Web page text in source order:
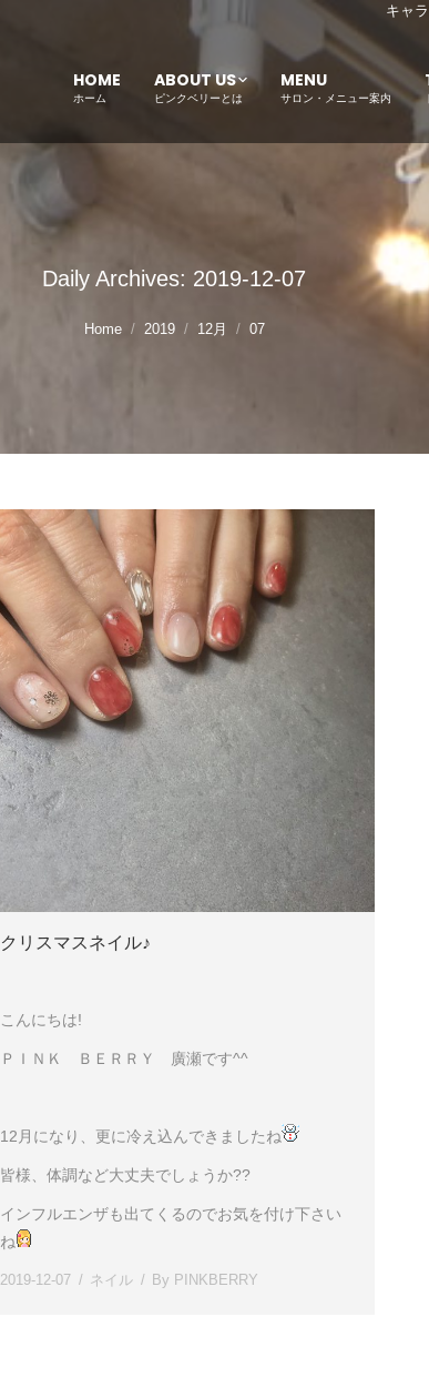
キャ
HOME
ホーム
ABOUT US
ピンクベリーとは
MENU
サロン・メニュー案内
Daily Archives: 2019-12-07
Home 2019 12月 07
クリスマスネイル♪
こんにちは!
ＰＩＮＫ ＢＥＲＲＹ 廣瀬です^^
12月になり、更に冷え込んできましたね
皆様、体調など大丈夫でしょうか??
インフルエンザも出てくるのでお気を付け下さい
ね
2019-12-07 ネイル By PINKBERRY